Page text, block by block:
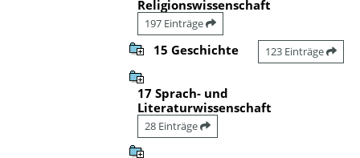
Religionswissenschaft
197 Einträge
15 Geschichte 123 Einträge
17 Sprach- und
Literaturwissenschaft
28 Einträge